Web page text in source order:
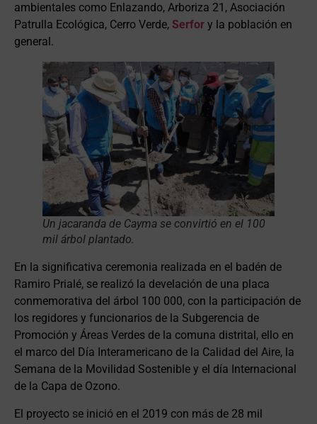
ambientales como Enlazando, Arboriza 21, Asociación
Patrulla Ecológica, Cerro Verde, Serfor y la población en
general.
Un jacaranda de Cayma se convirtió en el 100
mil árbol plantado.
En la significativa ceremonia realizada en el badén de
Ramiro Prialé, se realizó la develación de una placa
conmemorativa del árbol 100 000, con la participación de
los regidores y funcionarios de la Subgerencia de
Promoción y Áreas Verdes de la comuna distrital, ello en
el marco del Día Interamericano de la Calidad del Aire, la
Semana de la Movilidad Sostenible y el día Internacional
de la Capa de Ozono.
El proyecto se inició en el 2019 con más de 28 mil